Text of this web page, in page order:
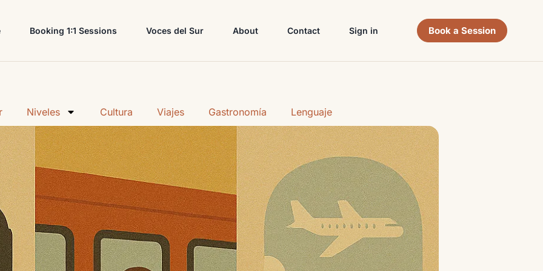
Booking 1:1 Sessions Voces del Sur About Contact Sign in Book a Session
Niveles Cultura Viajes Gastronomía Lenguaje